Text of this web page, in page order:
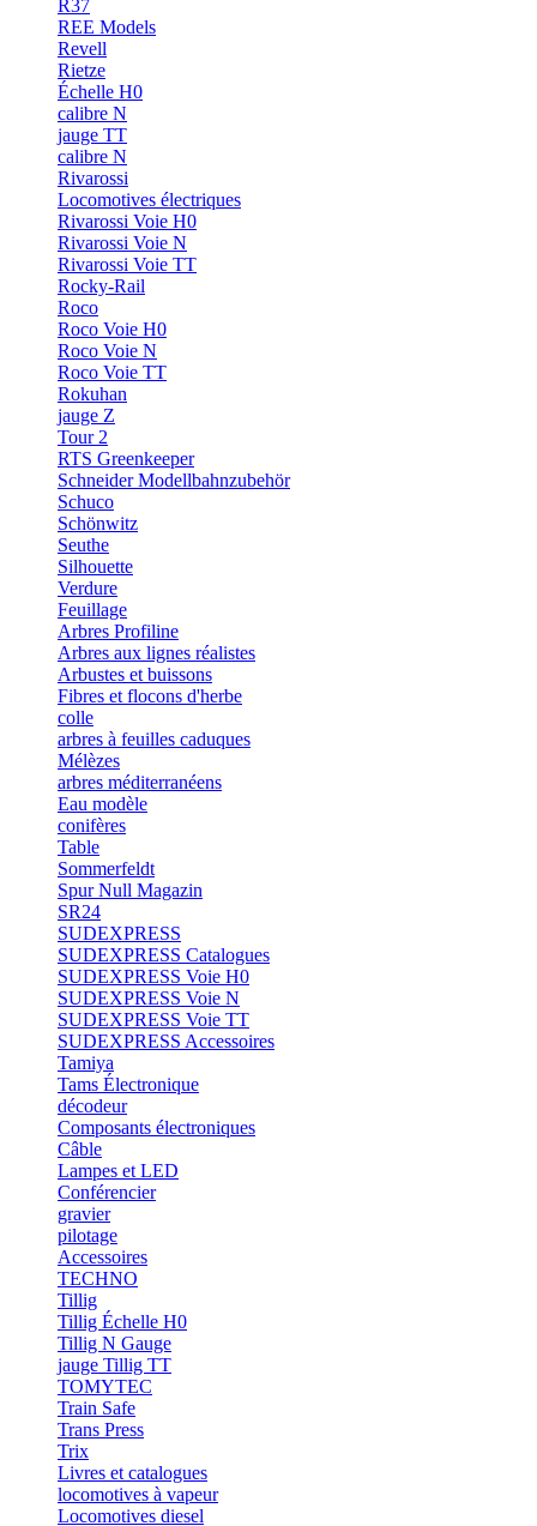
R37
REE Models
Revell
Rietze
Échelle H0
calibre N
jauge TT
calibre N
Rivarossi
Locomotives électriques
Rivarossi Voie H0
Rivarossi Voie N
Rivarossi Voie TT
Rocky-Rail
Roco
Roco Voie H0
Roco Voie N
Roco Voie TT
Rokuhan
jauge Z
Tour 2
RTS Greenkeeper
Schneider Modellbahnzubehör
Schuco
Schönwitz
Seuthe
Silhouette
Verdure
Feuillage
Arbres Profiline
Arbres aux lignes réalistes
Arbustes et buissons
Fibres et flocons d'herbe
colle
arbres à feuilles caduques
Mélèzes
arbres méditerranéens
Eau modèle
conifères
Table
Sommerfeldt
Spur Null Magazin
SR24
SUDEXPRESS
SUDEXPRESS Catalogues
SUDEXPRESS Voie H0
SUDEXPRESS Voie N
SUDEXPRESS Voie TT
SUDEXPRESS Accessoires
Tamiya
Tams Électronique
décodeur
Composants électroniques
Câble
Lampes et LED
Conférencier
gravier
pilotage
Accessoires
TECHNO
Tillig
Tillig Échelle H0
Tillig N Gauge
jauge Tillig TT
TOMYTEC
Train Safe
Trans Press
Trix
Livres et catalogues
locomotives à vapeur
Locomotives diesel